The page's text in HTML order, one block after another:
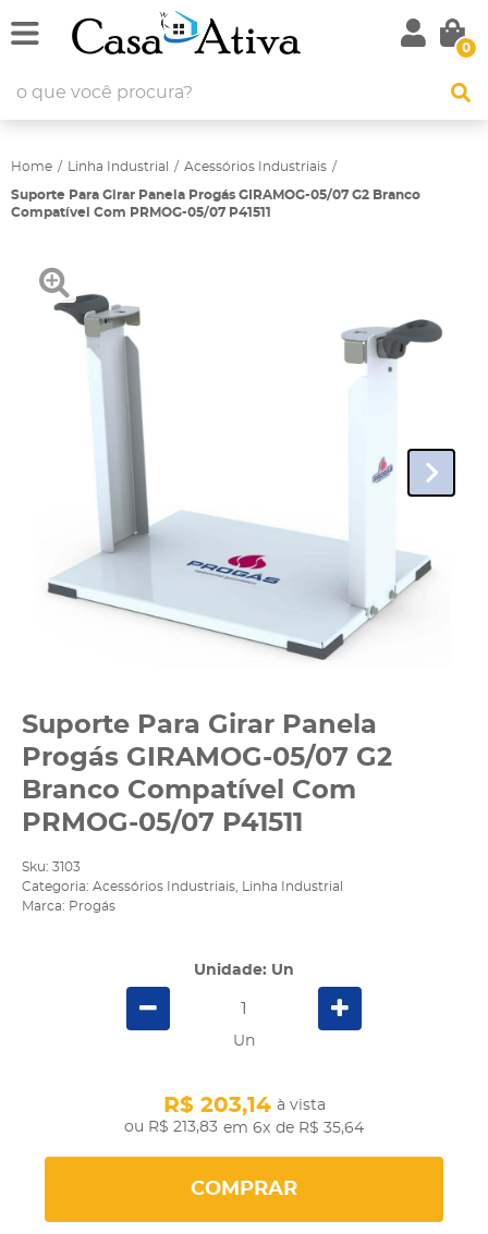
0
Home Linha Industrial Acessórios Industriais
Suporte Para Girar Panela Progás GIRAMOG-05/07 G2 Branco
Compatível Com PRMOG-05/07 P41511
Suporte Para Girar Panela
Progás GIRAMOG-05/07 G2
Branco Compatível Com
PRMOG-05/07 P41511
Sku: 3103
Categoria: Acessórios Industriais
Linha Industrial
Marca: Progás
Unidade: Un
Un
R$ 213,83
R$ 203,14 à vista
em 6x de R$ 35,64
COMPRAR